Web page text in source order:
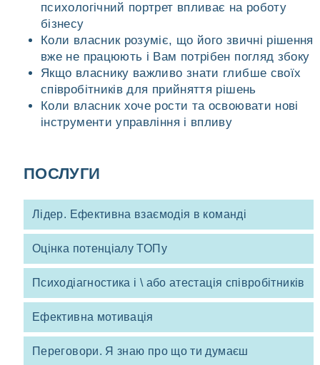
психологічний портрет впливає на роботу
бізнесу
Коли власник розуміє, що його звичні рішення
вже не працюють і Вам потрібен погляд збоку
Якщо власнику важливо знати глибше своїх
співробітників для прийняття рішень
Коли власник хоче рости та освоювати нові
інструменти управління і впливу
ПОСЛУГИ
Лідер. Ефективна взаємодія в команді
Оцінка потенціалу ТОПу
Психодіагностика і \ або атестація співробітників
Ефективна мотивація
Переговори. Я знаю про що ти думаєш